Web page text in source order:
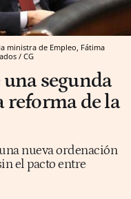
ministra de Empleo, Fátima
/ CG
una segunda
reforma de la
nueva ordenación
el pacto entre